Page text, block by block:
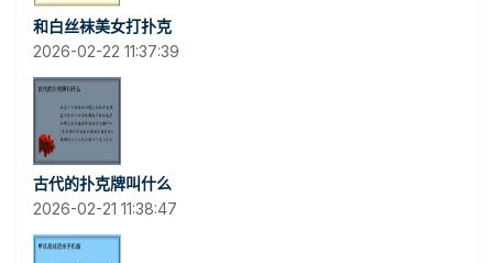
和白丝袜美女打扑克
2026-02-22 11:37:39
古代的扑克牌叫什么
2026-02-21 11:38:47